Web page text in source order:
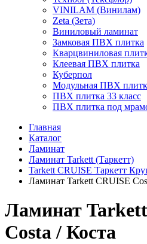
VINILAM (Винилам)
Zeta (Зета)
Виниловый ламинат
Замковая ПВХ плитка
Кварцвиниловая
Клеевая ПВХ плитка
Куберпол
Модульная ПВХ
ПВХ плитка 33 класс
ПВХ плитка под
Главная
Каталог
Ламинат
Ламинат Tarkett (Таркетт)
Tarkett CRUISE Таркетт
Ламинат Tarkett CRUISE
Ламинат
Costa / Коста